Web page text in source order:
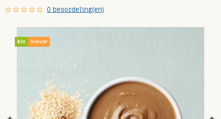
0 beoordeling(en)
Bio Nieuw